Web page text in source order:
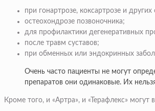
при гонартрозе, коксартрозе и
остеохондрозе позвоночника;
для профилактики дегенеративных
после травм суставов;
при обменных или эндокринных
Очень часто пациенты не могут
препаратов они одинаковые. Их
Кроме того, и «Артра», и «Терафлекс»